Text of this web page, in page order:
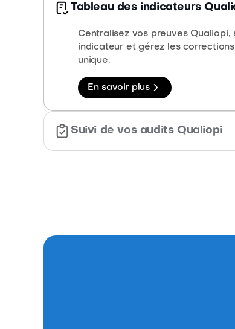
Tableau des indicateurs
Centralisez vos preuves
indicateur et gérez les
unique.
En savoir plus
Suivi de vos audits Qualiopi